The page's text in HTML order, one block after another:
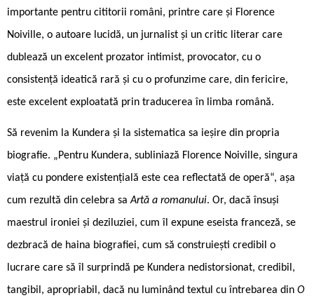
importante pentru cititorii români, printre care și Florence
Noiville, o autoare lucidă, un jurnalist și un critic literar care
dublează un excelent prozator intimist, provocator, cu o
consistență ideatică rară și cu o profunzime care, din fericire,
este excelent exploatată prin traducerea în limba română.
Să revenim la Kundera și la sistematica sa ieșire din propria
biografie. „Pentru Kundera, subliniază Florence Noiville, singura
viață cu pondere existențială este cea reflectată de operă“, așa
cum rezultă din celebra saArtă a romanului. Or, dacă însuși
maestrul ironiei și deziluziei, cum îl expune eseista franceză, se
dezbracă de haina biografiei, cum să construiești credibil o
lucrare care să îl surprindă pe Kundera nedistorsionat, credibil,
tangibil, apropriabil, dacă nu luminând textul cu întrebarea din O